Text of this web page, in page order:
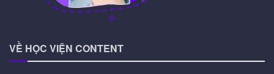
VỀ HỌC VIỆN CONTENT